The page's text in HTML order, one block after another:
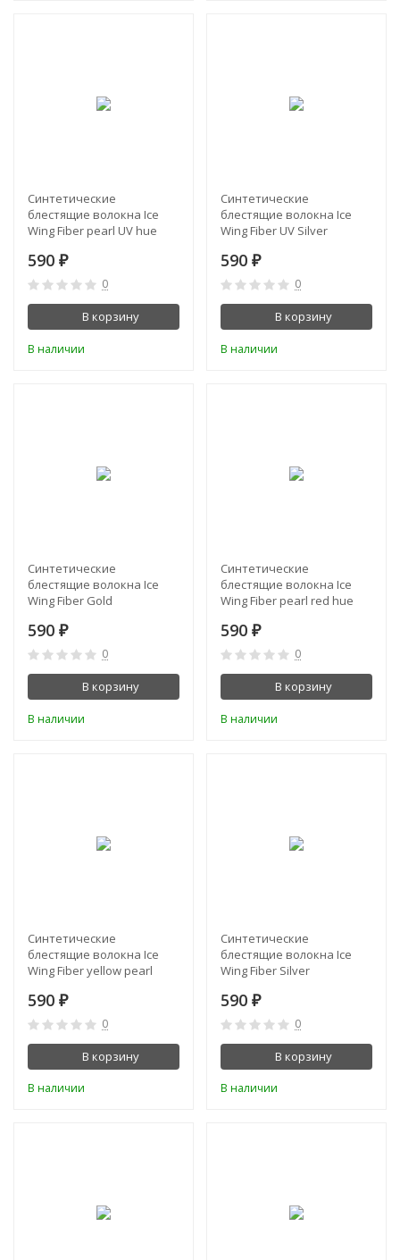
Синтетические
блестящие волокна Ice
Wing Fiber pearl UV hue
590 ₽
0
В корзину
В наличии
Синтетические
блестящие волокна Ice
Wing Fiber UV Silver
590 ₽
0
В корзину
В наличии
Синтетические
блестящие волокна Ice
Wing Fiber Gold
590 ₽
0
В корзину
В наличии
Синтетические
блестящие волокна Ice
Wing Fiber pearl red hue
590 ₽
0
В корзину
В наличии
Синтетические
блестящие волокна Ice
Wing Fiber yellow pearl
590 ₽
0
В корзину
В наличии
Синтетические
блестящие волокна Ice
Wing Fiber Silver
590 ₽
0
В корзину
В наличии